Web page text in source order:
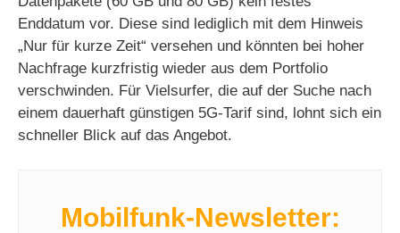
Enddatum vor. Diese sind lediglich mit dem Hinweis
„Nur für kurze Zeit“ versehen und könnten bei hoher
Nachfrage kurzfristig wieder aus dem Portfolio
verschwinden. Für Vielsurfer, die auf der Suche nach
einem dauerhaft günstigen 5G-Tarif sind, lohnt sich ein
schneller Blick auf das Angebot.
Mobilfunk-Newsletter: